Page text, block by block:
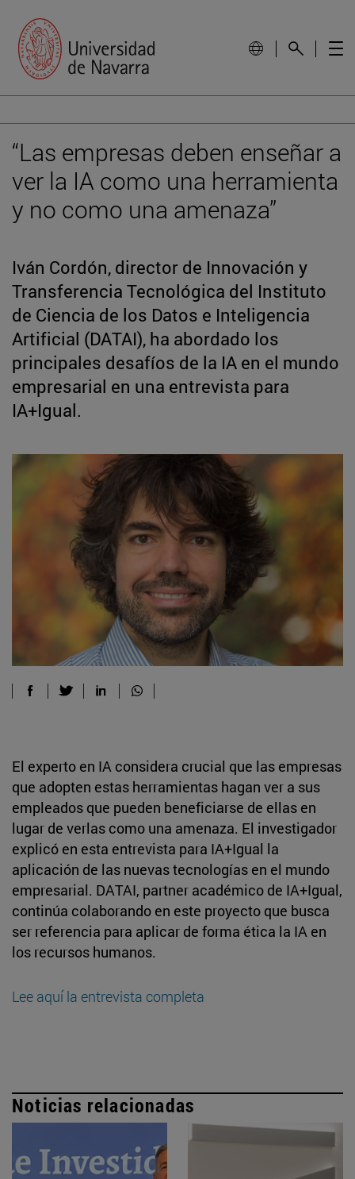
“Las empresas deben enseñar a
ver la IA como una herramienta
y no como una amenaza”
Iván Cordón, director de Innovación y
Transferencia Tecnológica del Instituto
de Ciencia de los Datos e Inteligencia
Artificial (DATAI), ha abordado los
principales desafíos de la IA en el mundo
empresarial en una entrevista para
IA+Igual.
El experto en IA considera crucial que las empresas
que adopten estas herramientas hagan ver a sus
empleados que pueden beneficiarse de ellas en
lugar de verlas como una amenaza. El investigador
explicó en esta entrevista para IA+Igual la
aplicación de las nuevas tecnologías en el mundo
empresarial. DATAI, partner académico de IA+Igual,
continúa colaborando en este proyecto que busca
ser referencia para aplicar de forma ética la IA en
los recursos humanos.
Lee aquí la entrevista completa
Noticias relacionadas